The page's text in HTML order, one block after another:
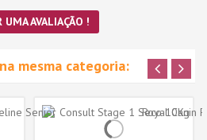
UMA AVALIAÇÃO !
mesma categoria: